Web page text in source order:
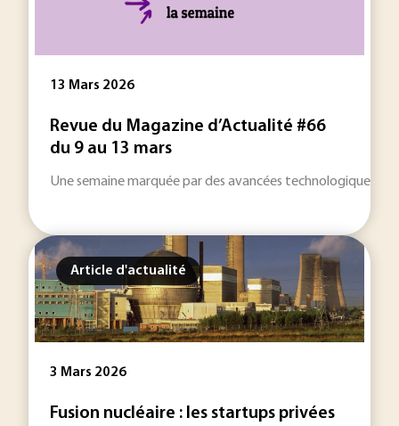
13 Mars 2026
Revue du Magazine d’Actualité #66
du 9 au 13 mars
Une semaine marquée par des avancées technologiques
Article d'actualité
3 Mars 2026
Fusion nucléaire : les startups privées